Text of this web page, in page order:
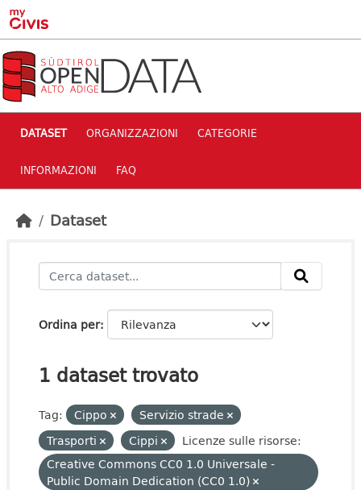
Skip to main content
DATASET ORGANIZZAZIONI CATEGORIE
INFORMAZIONI FAQ
Dataset
Ordina per
1 dataset trovato
Tag: Cippo
Servizio strade
Trasporti
Cippi
Licenze sulle risorse:
Creative Commons CC0 1.0 Universale -
Public Domain Dedication (CC0 1.0)